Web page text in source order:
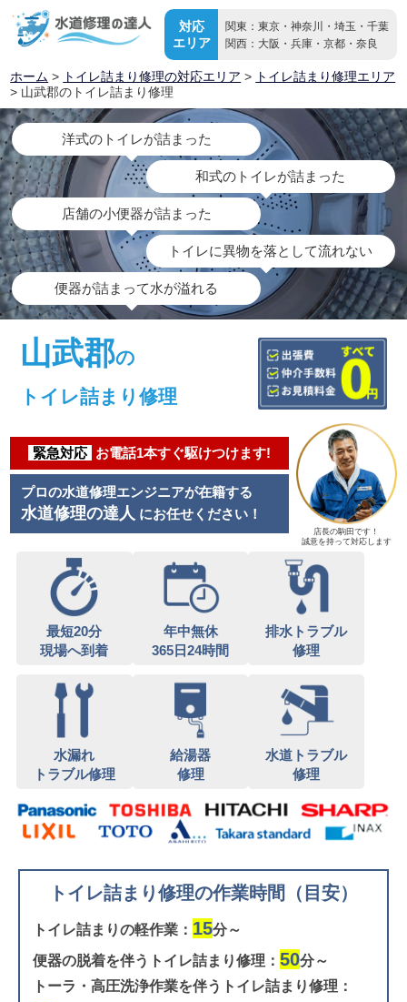
対応
エリア
関東：東京・神奈川・埼玉・千葉
関西：大阪・兵庫・京都・奈良
ホーム > トイレ詰まり修理の対応エリア > トイレ詰まり修理エリア
> 山武郡のトイレ詰まり修理
洋式のトイレが詰まった
和式のトイレが詰まった
店舗の小便器が詰まった
トイレに異物を落として流れない
便器が詰まって水が溢れる
山武郡の
トイレ詰まり修理
緊急対応 お電話1本すぐ駆けつけます!
プロの水道修理エンジニアが在籍する
水道修理の達人 にお任せください！
店長の駒田です！
誠意を持って対応します
最短20分
現場へ到着
年中無休
365日24時間
排水トラブル
修理
水漏れ
トラブル修理
給湯器
修理
水道トラブル
修理
トイレ詰まり修理の作業時間（目安）
トイレ詰まりの軽作業： 15分～
便器の脱着を伴うトイレ詰まり修理： 50分～
トーラ・高圧洗浄作業を伴うトイレ詰まり修理：